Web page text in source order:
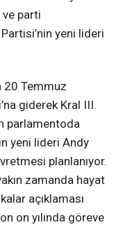
parti
yeni lideri
20 Temmuz
giderek Kral III.
parlamentoda
yeni lideri Andy
planlanıyor.
zamanda hayat
açıklaması
on yılında göreve